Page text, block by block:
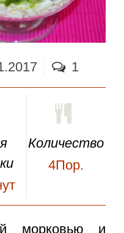
1
Количество
4Пор.
морковью и